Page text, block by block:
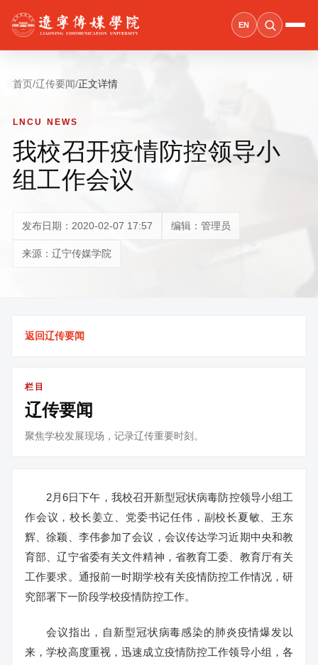
EN
首页/辽传要闻/正文详情
LNCU NEWS
我校召开疫情防控领导小
组工作会议
发布日期：2020-02-07 17:57 编辑：管理员
来源：辽宁传媒学院
返回辽传要闻
栏目
辽传要闻
聚焦学校发展现场，记录辽传重要时刻。
2月6日下午，我校召开新型冠状病毒防控领导小组工
作会议，校长姜立、党委书记任伟，副校长夏敏、王东
辉、徐颖、李伟参加了会议，会议传达学习近期中央和教
育部、辽宁省委有关文件精神，省教育工委、教育厅有关
工作要求。通报前一时期学校有关疫情防控工作情况，研
究部署下一阶段学校疫情防控工作。
会议指出，自新型冠状病毒感染的肺炎疫情爆发以
来，学校高度重视，迅速成立疫情防控工作领导小组，各